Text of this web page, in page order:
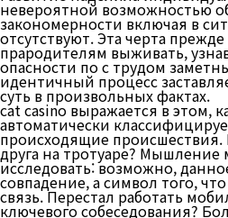
невероятной возможностью
закономерности включая в
отсутствуют. Эта черта
прародителям выживать,
опасности по с трудом
идентичный процесс
суть в произвольных фактах.
cat casino выражается в этом,
автоматически
происходящие происшествия.
друга на тротуаре? Мышление
исследовать: возможно,
совпадение, а символ того,
связь. Перестал работать
ключевого собеседования?